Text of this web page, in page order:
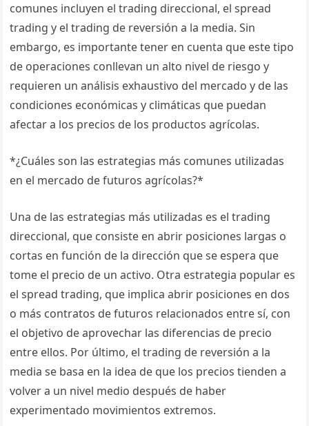
comunes incluyen el trading direccional, el spread
trading y el trading de reversión a la media. Sin
embargo, es importante tener en cuenta que este tipo
de operaciones conllevan un alto nivel de riesgo y
requieren un análisis exhaustivo del mercado y de las
condiciones económicas y climáticas que puedan
afectar a los precios de los productos agrícolas.
*¿Cuáles son las estrategias más comunes utilizadas
en el mercado de futuros agrícolas?*
Una de las estrategias más utilizadas es el trading
direccional, que consiste en abrir posiciones largas o
cortas en función de la dirección que se espera que
tome el precio de un activo. Otra estrategia popular es
el spread trading, que implica abrir posiciones en dos
o más contratos de futuros relacionados entre sí, con
el objetivo de aprovechar las diferencias de precio
entre ellos. Por último, el trading de reversión a la
media se basa en la idea de que los precios tienden a
volver a un nivel medio después de haber
experimentado movimientos extremos.